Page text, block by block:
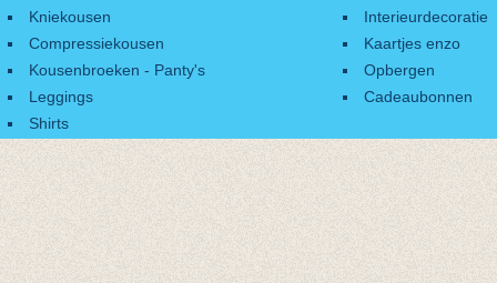
Kniekousen
Compressiekousen
Kousenbroeken - Panty's
Leggings
Shirts
Interieurdecoratie
Kaartjes enzo
Opbergen
Cadeaubonnen